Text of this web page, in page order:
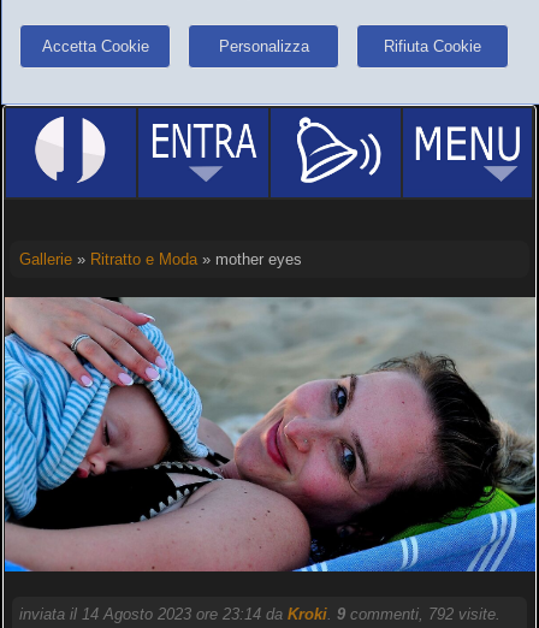
Accetta Cookie Personalizza Rifiuta Cookie
Gallerie» Ritratto e Moda» mother eyes
inviata il 14 Agosto 2023 ore 23:14 da Kroki. 9commenti, 792 visite.